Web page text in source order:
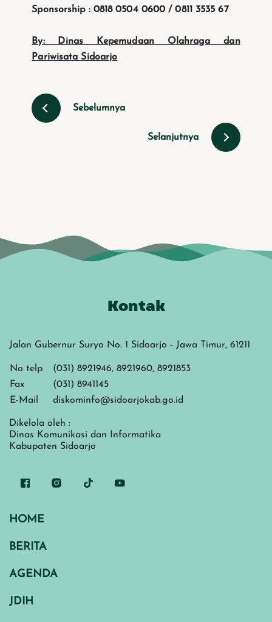
Sponsorship : 0818 0504 0600 / 0811 3535 67
By: Dinas Kepemudaan Olahraga dan
Pariwisata Sidoarjo
Sebelumnya
Selanjutnya
Kontak
Jalan Gubernur Suryo No. 1 Sidoarjo - Jawa Timur, 61211
No telp
(031) 8921946, 8921960, 8921853
Fax
(031) 8941145
E-Mail
diskominfo@sidoarjokab.go.id
Dikelola oleh :
Dinas Komunikasi dan Informatika
Kabupaten Sidoarjo
HOME
BERITA
AGENDA
JDIH